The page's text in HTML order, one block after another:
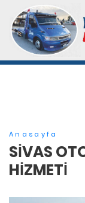
Anasayfa
SIVAS
HIZMETI